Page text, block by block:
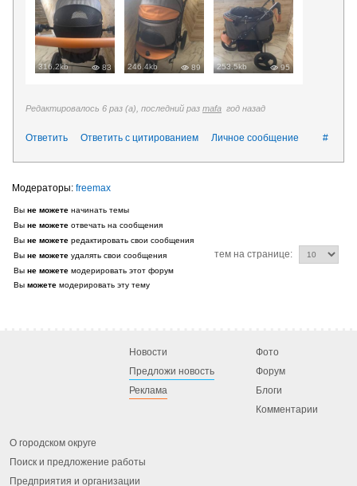
316.2kb 83 246.4kb 89 253.5kb 95
Редактировалось 6 раз (а), последний раз mafa год назад
#
Ответить Ответить с цитированием Личное сообщение
freemax
Вы не можете начинать темы
Вы не можете отвечать на сообщения
Вы не можете редактировать свои сообщения
Вы не можете удалять свои сообщения
Вы не можете модерировать этот форум
Вы можете модерировать эту тему
тем на странице:
Новости
Предложи новость
Реклама
Фото
Форум
Блоги
Комментарии
О городском округе
Поиск и предложение работы
Предприятия и организации